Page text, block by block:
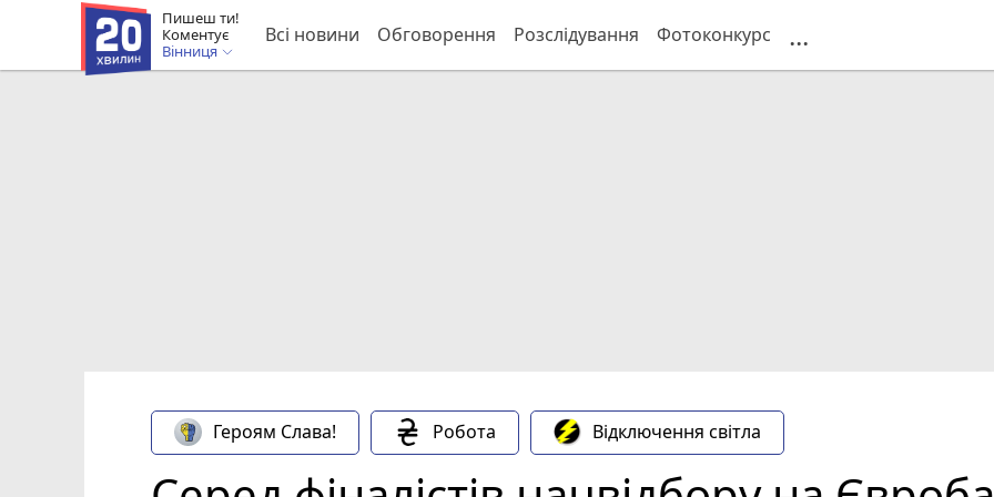
Пишеш ти!
Коментує
Вінниця
Всі новини Обговорення Розслідування Фотоконкурс ...
Героям Слава! Робота Відключення світла